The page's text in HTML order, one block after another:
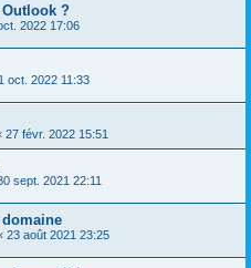
?
2022 17:06
oct. 2022 11:33
27 févr. 2022 15:51
sept. 2021 22:11
23 août 2021 23:25